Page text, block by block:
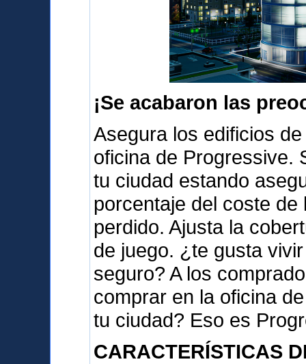
¡Se acabaron las
Asegura los edificios
oficina de Progressive.
tu ciudad estando
porcentaje del coste
perdido. Ajusta la
de juego. ¿te gusta
seguro? A los
comprar en la oficina
tu ciudad? Eso es
CARACTERÍSTICAS